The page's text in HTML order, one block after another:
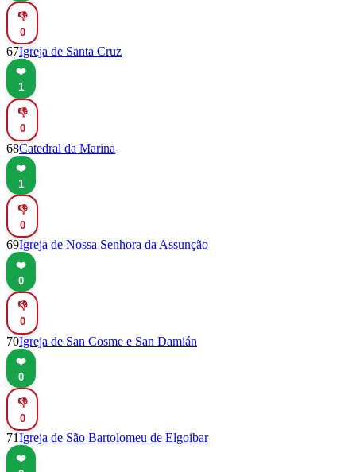
👎
0
67Igreja de Santa Cruz
❤️
1
👎
0
68Catedral da Marina
❤️
1
👎
0
69Igreja de Nossa Senhora da Assunção
❤️
0
👎
0
70Igreja de San Cosme e San Damián
❤️
0
👎
0
71Igreja de São Bartolomeu de Elgoibar
❤️